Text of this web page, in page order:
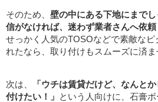
そのため、 壁の中にある下地にまで
信がなければ、迷わず業者さんへ依頼
せっかく人気のTOSOなどで素敵なピ
れたなら、取り付けもスムーズに済ま
次は、
「ウチは賃貸だけど、なんと
付けたい！」 という人向けに、石膏